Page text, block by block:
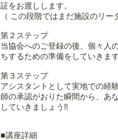
証をお渡しします。
（ この段階ではまだ施設のリー
第２ステップ
当協会へのご登録の後、個々人
ちするための準備をしていきます
第３ステップ
アシスタントとして実地での経
師の承認がおりた瞬間から、あ
していきまし
■講座詳細